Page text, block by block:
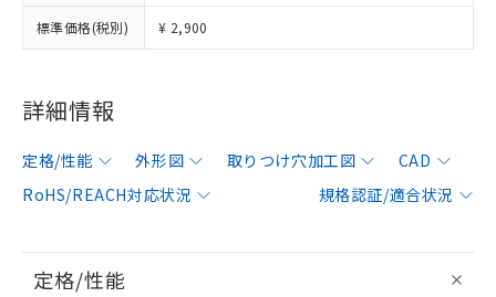
標準価格(税別) ¥ 2,900
詳細情報
定格/性能 外形図 取りつけ穴加工図
CAD
RoHS/REACH対応状況
規格認証/適合状況
定格/性能